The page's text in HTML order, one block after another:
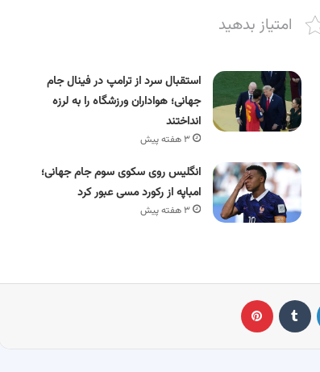
امتیاز بدهید
استقبال سرد از ترامپ در فینال جام
جهانی؛ هواداران ورزشگاه را به لرزه
انداختند
۳ هفته پیش
انگلیس روی سکوی سوم جام جهانی؛
امباپه از رکورد مسی عبور کرد
۳ هفته پیش
لینکدین ‫تامبلر